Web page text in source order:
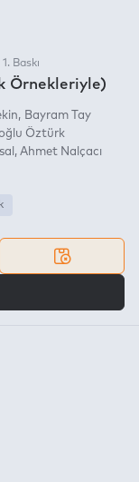
Baskı
Örnekleriyle)
Bayram Tay
Öztürk
Ahmet Nalçacı